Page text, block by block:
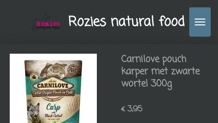
hoofdinhoud
Rozies natural food
Carnilove pouch
karper met zwarte
wortel 300g
€ 3,95